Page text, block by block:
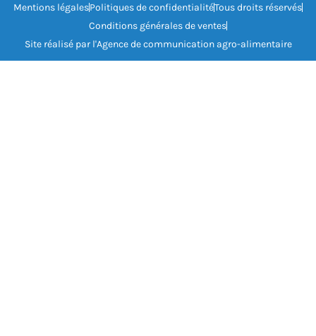
Mentions légalesPolitiques de confidentialitéTous droits réservés
Conditions générales de ventes
Site réalisé par l'Agence de communication agro-alimentaire